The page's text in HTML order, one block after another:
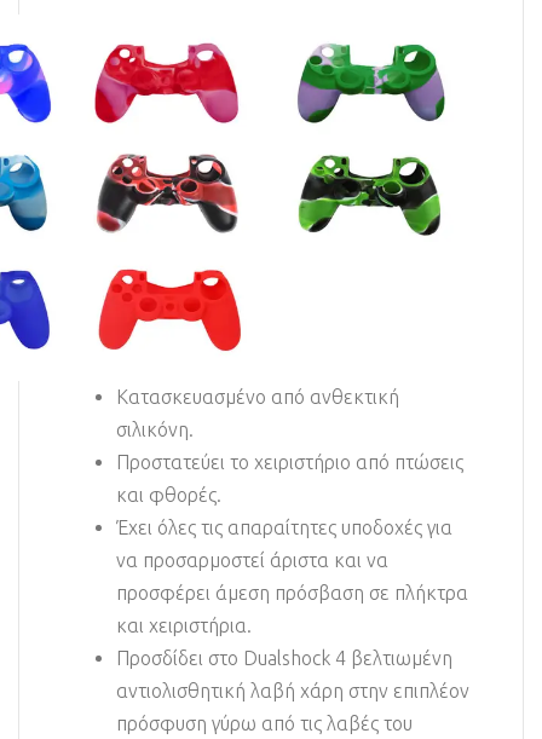
Κατασκευασμένo από ανθεκτική
σιλικόνη.
Προστατεύει το χειριστήριο από πτώσεις
και φθορές.
Έχει όλες τις απαραίτητες υποδοχές για
να προσαρμοστεί άριστα και να
προσφέρει άμεση πρόσβαση σε πλήκτρα
και χειριστήρια.
Προσδίδει στο Dualshock 4 βελτιωμένη
αντιολισθητική λαβή χάρη στην επιπλέον
πρόσφυση γύρω από τις λαβές του